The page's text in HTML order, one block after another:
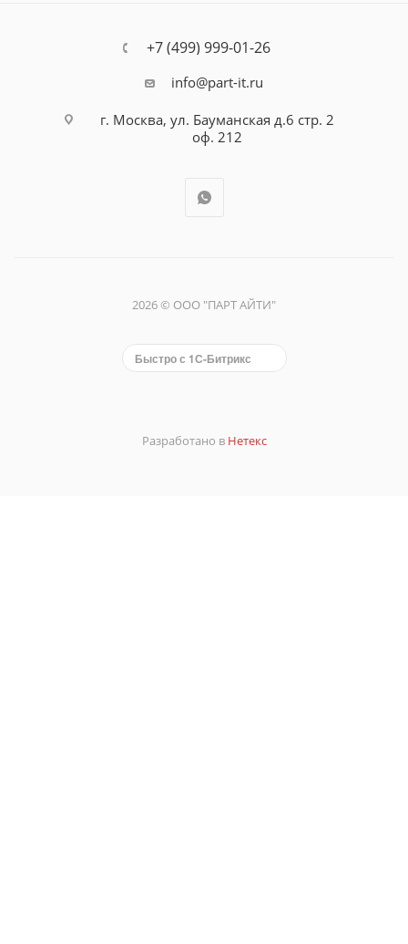
+7 (499) 999-01-26
info@part-it.ru
г. Москва, ул. Бауманская д.6 стр. 2
оф. 212
2026 © ООО "ПАРТ АЙТИ"
Быстро с 1С-Битрикс
Разработано в Нетекс